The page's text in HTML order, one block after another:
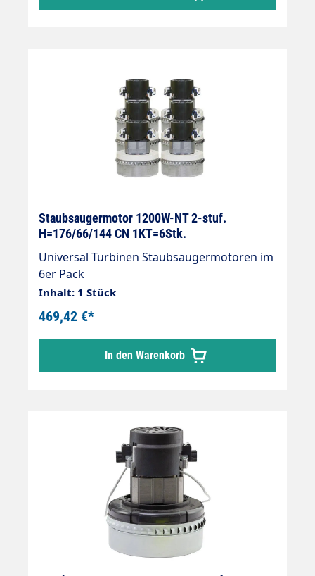
Staubsaugermotor 1200W-NT 2-stuf.
H=176/66/144 CN 1KT=6Stk.
Universal Turbinen Staubsaugermotoren im
6er Pack
Inhalt: 1 Stück
469,42 €*
In den Warenkorb